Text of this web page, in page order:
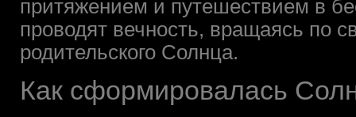
притяжением и путешествием в
проводят вечность, вращаясь по
родительского Солнца.
Как сформировалась